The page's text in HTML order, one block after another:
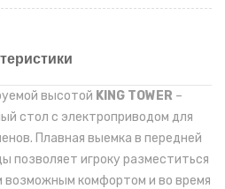
высотой KING TOWER –
стол с электроприводом для
Плавная выемка в передней
позволяет игроку разместиться
возможным комфортом и во время